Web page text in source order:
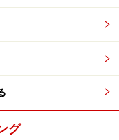
現は、同じことを
う言葉で、話し手
言うことを、前も
る場合もあるし、
調したい」場合も
が、どちらかとい
グ